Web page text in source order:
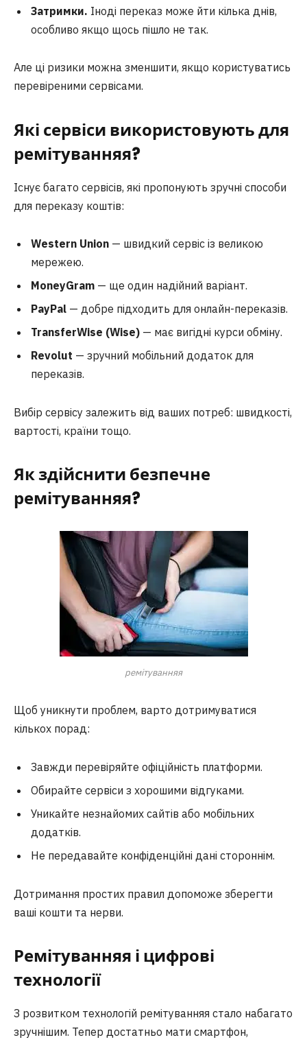
Затримки. Іноді переказ може йти кілька днів,
особливо якщо щось пішло не так.
Але ці ризики можна зменшити, якщо користуватись
перевіреними сервісами.
Які сервіси використовують для
ремітуванняя?
Існує багато сервісів, які пропонують зручні способи
для переказу коштів:
Western Union — швидкий сервіс із великою
мережею.
MoneyGram — ще один надійний варіант.
PayPal — добре підходить для онлайн-переказів.
TransferWise (Wise) — має вигідні курси обміну.
Revolut — зручний мобільний додаток для
переказів.
Вибір сервісу залежить від ваших потреб: швидкості,
вартості, країни тощо.
Як здійснити безпечне
ремітуванняя?
ремітуванняя
Щоб уникнути проблем, варто дотримуватися
кількох порад:
Завжди перевіряйте офіційність платформи.
Обирайте сервіси з хорошими відгуками.
Уникайте незнайомих сайтів або мобільних
додатків.
Не передавайте конфіденційні дані стороннім.
Дотримання простих правил допоможе зберегти
ваші кошти та нерви.
Ремітуванняя і цифрові
технології
З розвитком технологій ремітуванняя стало набагато
зручнішим. Тепер достатньо мати смартфон,